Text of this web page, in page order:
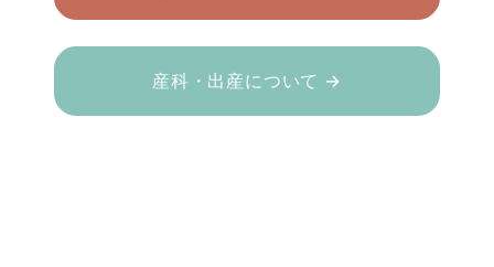
産科・出産について →